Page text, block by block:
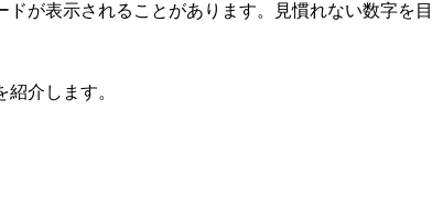
が表示されることがあります。見慣れない数字を
介します。